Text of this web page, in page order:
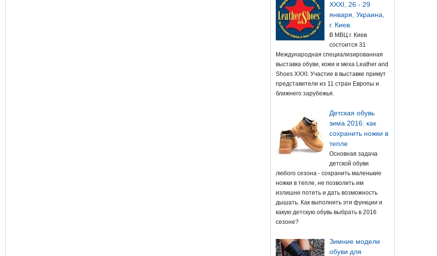
XXXI, 26 - 29
января, Украина,
г. Киев.
В МВЦ г. Киев
состоится 31
Международная специализированная
выставка обуви, кожи и меха Leather and
Shoes XXXI. Участие в выставке примут
представители из 11 стран Европы и
ближнего зарубежья.
Детская обувь
зима 2016: как
сохранить ножки в
тепле
Основная задача
детской обуви
любого сезона - сохранить маленькие
ножки в тепле, не позволить им
излишне потеть и дать возможность
дышать. Как выполнить эти функции и
какую детскую обувь выбрать в 2016
сезоне?
Зимние модели
обуви для